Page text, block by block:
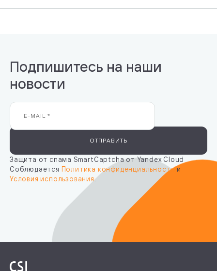
Подпишитесь на наши
новости
ОТПРАВИТЬ
Защита от спама SmartCaptcha от Yandex Cloud
Соблюдается Политика конфиденциальностии
Условия использования.